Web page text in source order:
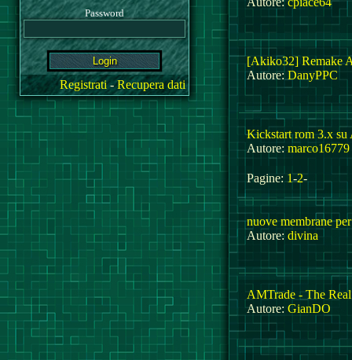
Password
Registrati-Recupera dati
[Akiko32] Remake
Autore: DanyPPC
Kickstart rom 3.x su
Autore: marco16779
Pagine:1-2-
nuove membrane
Autore: divina
AMTrade - The
Autore: GianDO